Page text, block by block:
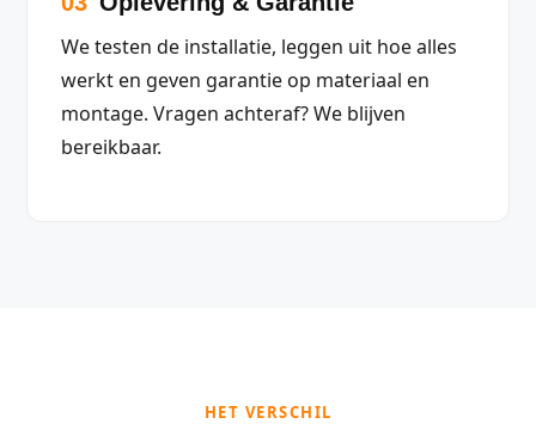
We testen de installatie, leggen uit hoe alles
werkt en geven garantie op materiaal en
montage. Vragen achteraf? We blijven
bereikbaar.
HET VERSCHIL